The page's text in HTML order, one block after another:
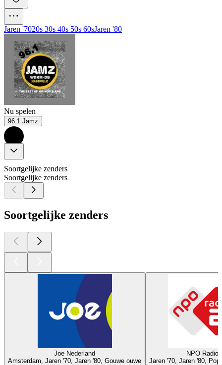
Jaren '7020s 30s 40s 50s 60sJaren '80
Nu spelen
96.1 Jamz
Soortgelijke zenders
Soortgelijke zenders
Soortgelijke zenders
Joe Nederland
Amsterdam, Jaren '70, Jaren '80, Gouwe ouwe
NPO Radio
Jaren '70, Jaren '80,